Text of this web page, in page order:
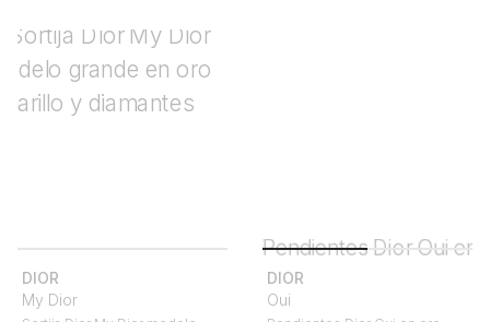
DIOR
My Dior
DIOR
Oui